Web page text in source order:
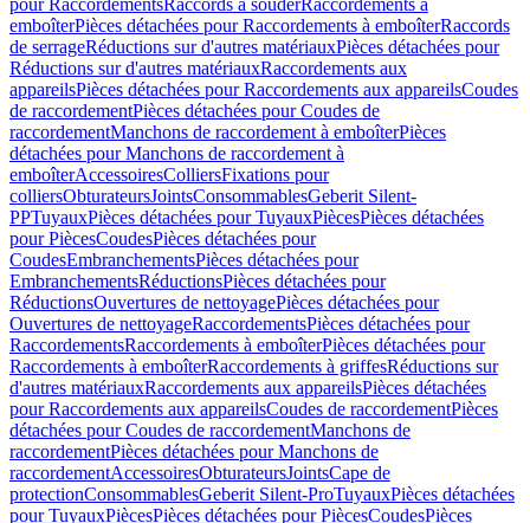
pour RaccordementsRaccords à souderRaccordements à
emboîterPièces détachées pour Raccordements à emboîterRaccords
de serrageRéductions sur d'autres matériauxPièces détachées pour
Réductions sur d'autres matériauxRaccordements aux
appareilsPièces détachées pour Raccordements aux appareilsCoudes
de raccordementPièces détachées pour Coudes de
raccordementManchons de raccordement à emboîterPièces
détachées pour Manchons de raccordement à
emboîterAccessoiresColliersFixations pour
colliersObturateursJointsConsommablesGeberit Silent-
PPTuyauxPièces détachées pour TuyauxPiècesPièces détachées
pour PiècesCoudesPièces détachées pour
CoudesEmbranchementsPièces détachées pour
EmbranchementsRéductionsPièces détachées pour
RéductionsOuvertures de nettoyagePièces détachées pour
Ouvertures de nettoyageRaccordementsPièces détachées pour
RaccordementsRaccordements à emboîterPièces détachées pour
Raccordements à emboîterRaccordements à griffesRéductions sur
d'autres matériauxRaccordements aux appareilsPièces détachées
pour Raccordements aux appareilsCoudes de raccordementPièces
détachées pour Coudes de raccordementManchons de
raccordementPièces détachées pour Manchons de
raccordementAccessoiresObturateursJointsCape de
protectionConsommablesGeberit Silent-ProTuyauxPièces détachées
pour TuyauxPiècesPièces détachées pour PiècesCoudesPièces